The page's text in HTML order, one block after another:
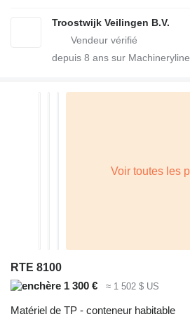
Troostwijk Veilingen B.V.
depuis 8 ans sur Machineryline
RTE 8100
1 300 €
≈ 1 502 $ US
Matériel de TP - conteneur habitable